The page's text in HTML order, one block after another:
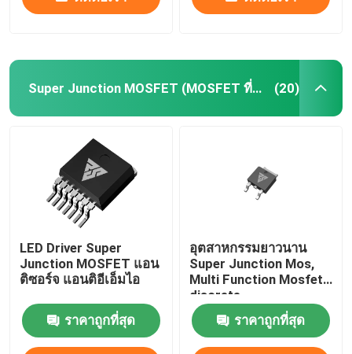
Super Junction MOSFET (MOSFET ที่เชื่อมต่อกันสูง) (20)
LED Driver Super
Junction MOSFET แอน
ติซอร์จ แอนติอีเอ็มไอ
ราคาถูกที่สุด
อุตสาหกรรมยาวนาน
Super Junction Mos,
Multi Function Mosfet
discrete
ราคาถูกที่สุด